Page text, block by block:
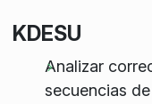
KDESU
Analizar
secuencias